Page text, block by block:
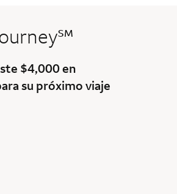
service mark
℠
$4,000 en
su próximo viaje